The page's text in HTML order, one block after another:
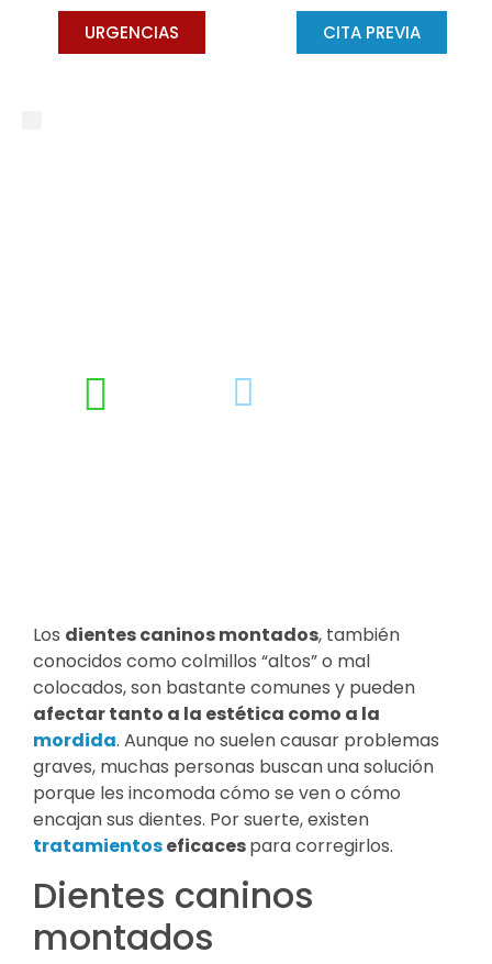
CITA PREVIA
URGENCIAS
Los dientes caninos montados, también
conocidos como colmillos “altos” o mal
colocados, son bastante comunes y pueden
afectar tanto a la estética como a la
mordida. Aunque no suelen causar problemas
graves, muchas personas buscan una solución
porque les incomoda cómo se ven o cómo
encajan sus dientes. Por suerte, existen
tratamientoseficacespara corregirlos.
Dientes caninos
montados